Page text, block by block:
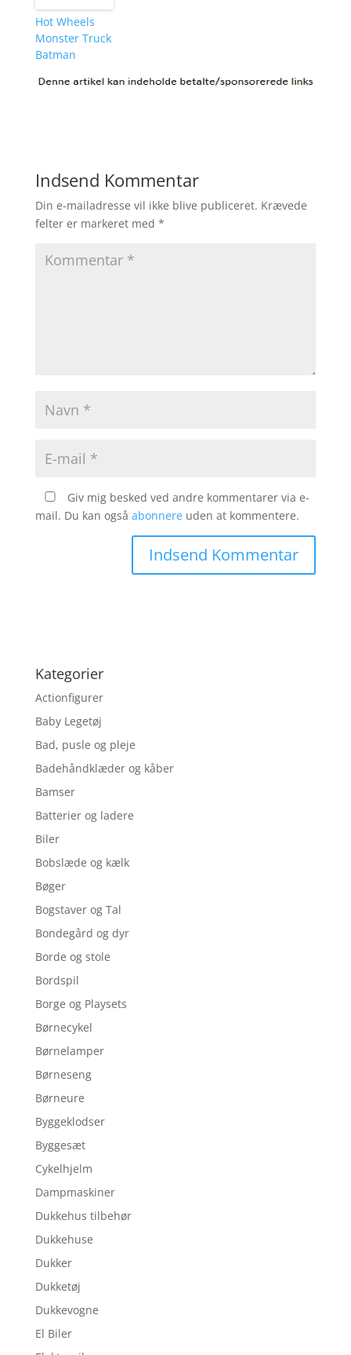
Hot Wheels
Monster Truck
Batman
Indsend Kommentar
Din e-mailadresse vil ikke blive publiceret. Krævede
felter er markeret med *
Giv mig besked ved andre kommentarer via e-
mail. Du kan også abonnereuden at kommentere.
Kategorier
Actionfigurer
Baby Legetøj
Bad, pusle og pleje
Badehåndklæder og kåber
Bamser
Batterier og ladere
Biler
Bobslæde og kælk
Bøger
Bogstaver og Tal
Bondegård og dyr
Borde og stole
Bordspil
Borge og Playsets
Børnecykel
Børnelamper
Børneseng
Børneure
Byggeklodser
Byggesæt
Cykelhjelm
Dampmaskiner
Dukkehus tilbehør
Dukkehuse
Dukker
Dukketøj
Dukkevogne
El Biler